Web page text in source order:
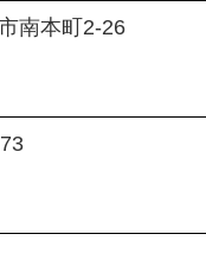
南本町2-26